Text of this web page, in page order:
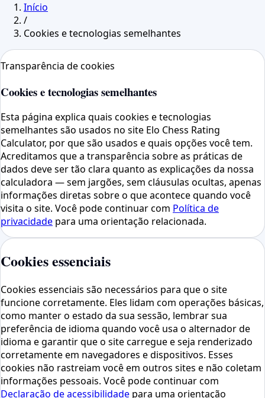
Início
/
Cookies e tecnologias semelhantes
Transparência de cookies
Cookies e tecnologias semelhantes
Esta página explica quais cookies e tecnologias
semelhantes são usados ​​no site Elo Chess Rating
Calculator, por que são usados ​​e quais opções você tem.
Acreditamos que a transparência sobre as práticas de
dados deve ser tão clara quanto as explicações da nossa
calculadora — sem jargões, sem cláusulas ocultas, apenas
informações diretas sobre o que acontece quando você
visita o site. Você pode continuar com Política de
privacidade para uma orientação relacionada.
Cookies essenciais
Cookies essenciais são necessários para que o site
funcione corretamente. Eles lidam com operações básicas,
como manter o estado da sua sessão, lembrar sua
preferência de idioma quando você usa o alternador de
idioma e garantir que o site carregue e seja renderizado
corretamente em navegadores e dispositivos. Esses
cookies não rastreiam você em outros sites e não coletam
informações pessoais. Você pode continuar com
Declaração de acessibilidade para uma orientação